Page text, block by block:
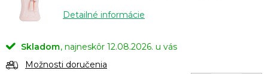
Detailné informácie
Skladom
12.08.2026.
Možnosti doručenia